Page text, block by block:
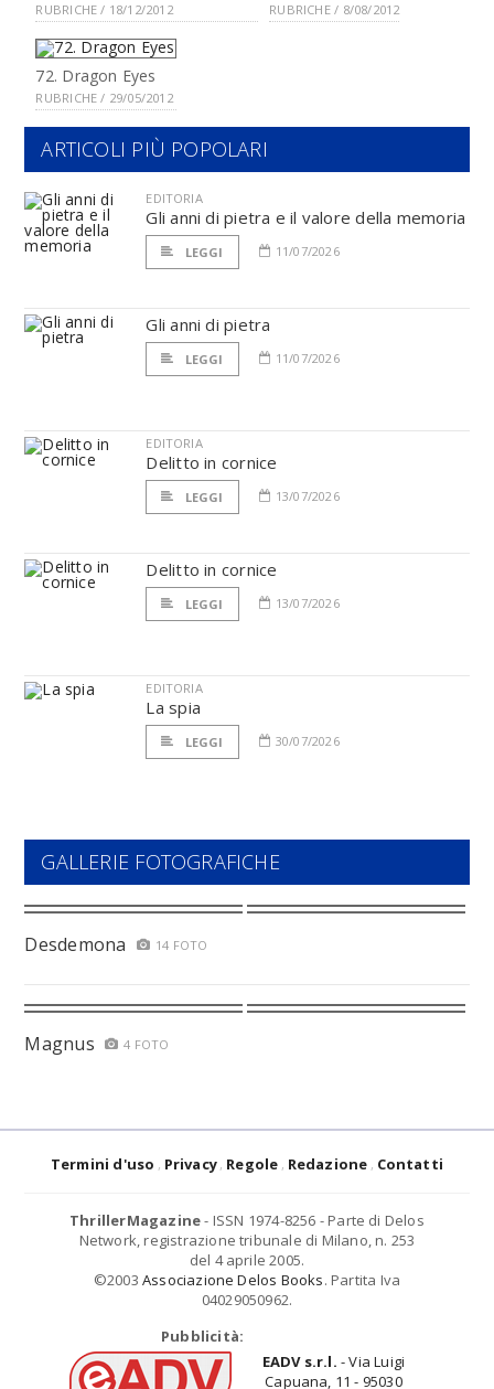
RUBRICHE / 18/12/2012 RUBRICHE / 8/08/2012
72. Dragon Eyes
RUBRICHE / 29/05/2012
ARTICOLI PIÙ POPOLARI
EDITORIA
Gli anni di pietra e il valore della memoria
LEGGI 11/07/2026
Gli anni di pietra
LEGGI 11/07/2026
EDITORIA
Delitto in cornice
LEGGI 13/07/2026
Delitto in cornice
LEGGI 13/07/2026
EDITORIA
La spia
LEGGI 30/07/2026
GALLERIE FOTOGRAFICHE
Desdemona 14 FOTO
Magnus 4 FOTO
Termini d'uso Privacy Regole Redazione Contatti
ThrillerMagazine- ISSN 1974-8256 - Parte di Delos
Network, registrazione tribunale di Milano, n. 253
del 4 aprile 2005.
©2003 Associazione Delos Books. Partita Iva
04029050962.
Pubblicità:
EADV s.r.l. - Via Luigi
Capuana, 11 - 95030